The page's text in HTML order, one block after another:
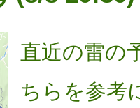
直近の雷の
ちらを参考